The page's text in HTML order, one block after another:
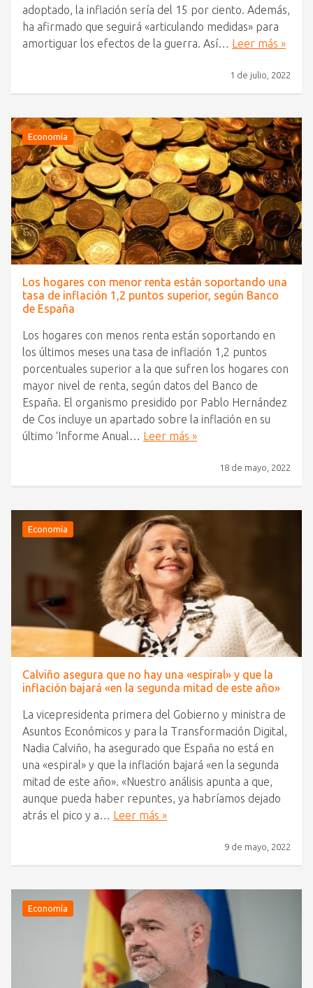
adoptado, la inflación sería del 15 por ciento. Además,
ha afirmado que seguirá «articulando medidas» para
amortiguar los efectos de la guerra. Así… Leer más »
1 de julio, 2022
Economía
Los hogares con menor renta están soportando una
tasa de inflación 1,2 puntos superior, según Banco
de España
Los hogares con menos renta están soportando en
los últimos meses una tasa de inflación 1,2 puntos
porcentuales superior a la que sufren los hogares con
mayor nivel de renta, según datos del Banco de
España. El organismo presidido por Pablo Hernández
de Cos incluye un apartado sobre la inflación en su
último ‘Informe Anual… Leer más »
18 de mayo, 2022
Economía
Calviño asegura que no hay una «espiral» y que la
inflación bajará «en la segunda mitad de este año»
La vicepresidenta primera del Gobierno y ministra de
Asuntos Económicos y para la Transformación Digital,
Nadia Calviño, ha asegurado que España no está en
una «espiral» y que la inflación bajará «en la segunda
mitad de este año». «Nuestro análisis apunta a que,
aunque pueda haber repuntes, ya habríamos dejado
atrás el pico y a… Leer más »
9 de mayo, 2022
Economía